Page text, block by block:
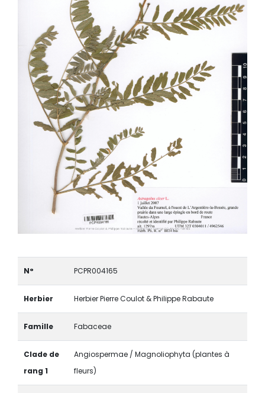
N° PCPR004165
Herbier Herbier Pierre Coulot & Philippe Rabaute
Famille Fabaceae
Clade de
rang 1
Angiospermae / Magnoliophyta (plantes à
fleurs)